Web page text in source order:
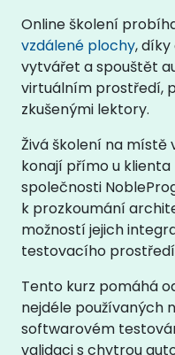
Online školení
vzdálené plochy,
vytvářet a spouštět
virtuálním prostředí,
zkušenými lektory.
Živá školení na místě
konají přímo u
společnosti
k prozkoumání
možností jejich
testovacího
Tento kurz pomáhá
nejdéle používaných
softwarovém
validaci s chytrou